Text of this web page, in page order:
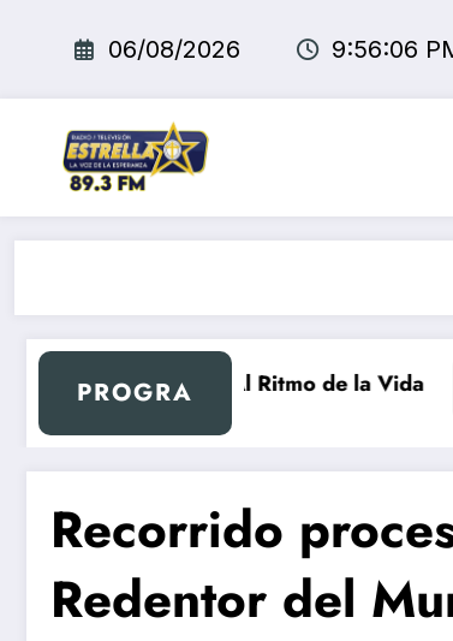
06/08/2026 9:56:07
PROGRAAl Ritmo de la Vida El
Recorrido
Redentor del